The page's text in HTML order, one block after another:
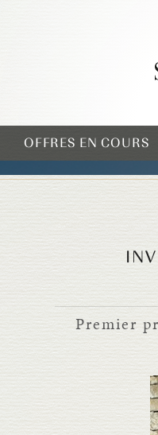
Premier
OFFRES EN COURS